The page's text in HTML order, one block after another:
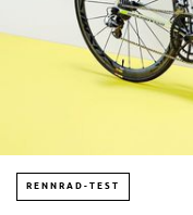
RENNRAD-TEST